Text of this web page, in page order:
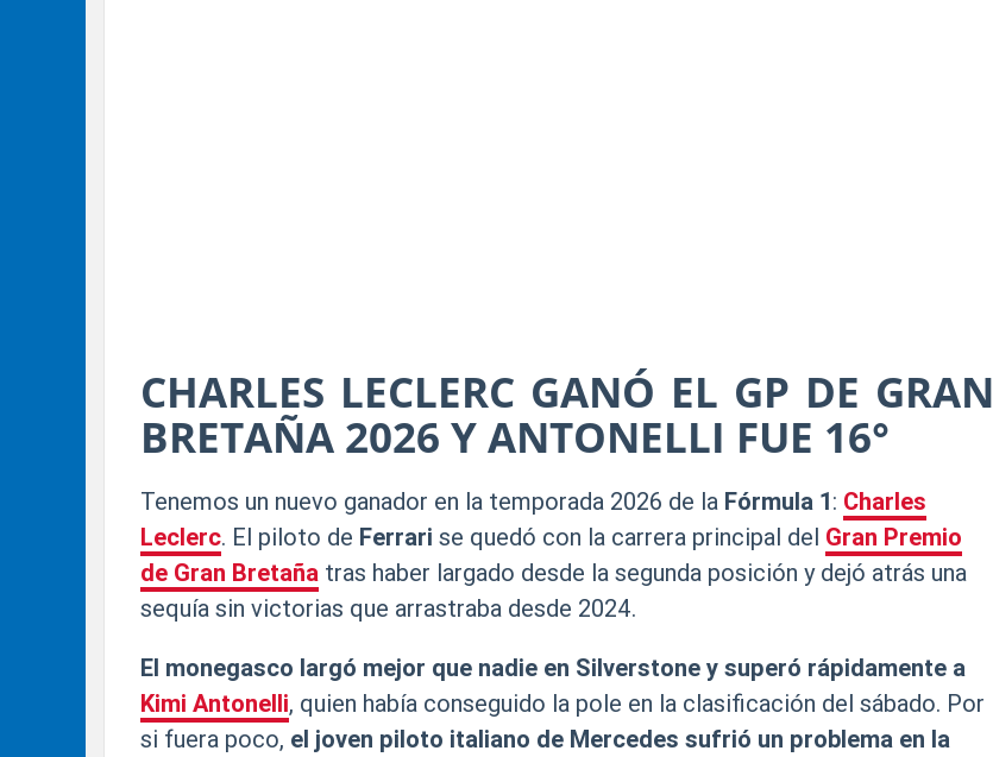
CHARLES LECLERC GANÓ EL GP DE GRAN
BRETAÑA 2026 Y ANTONELLI FUE 16°
Tenemos un nuevo ganador en la temporada 2026 de la Fórmula 1: Charles
Leclerc. El piloto de Ferrari se quedó con la carrera principal del Gran Premio
de Gran Bretaña tras haber largado desde la segunda posición y dejó atrás una
sequía sin victorias que arrastraba desde 2024.
El monegasco largó mejor que nadie en Silverstone y superó rápidamente a
Kimi Antonelli, quien había conseguido la pole en la clasificación del sábado. Por
si fuera poco, el joven piloto italiano de Mercedes sufrió un problema en la